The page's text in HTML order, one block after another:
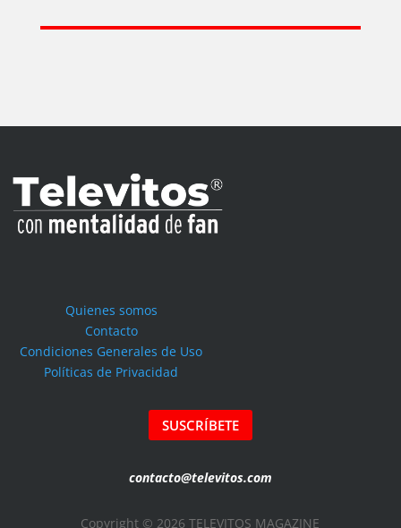
Quienes somos
Contacto
Condiciones Generales de Uso
Políticas de Privacidad
SUSCRÍBETE
contacto@televitos.com
Copyright © 2026 TELEVITOS MAGAZINE